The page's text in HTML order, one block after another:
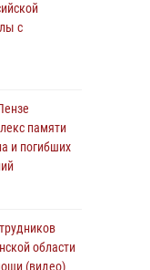
Росгвардии
первое
ВДВ в
с
памяти
и погибших
области
(видео)